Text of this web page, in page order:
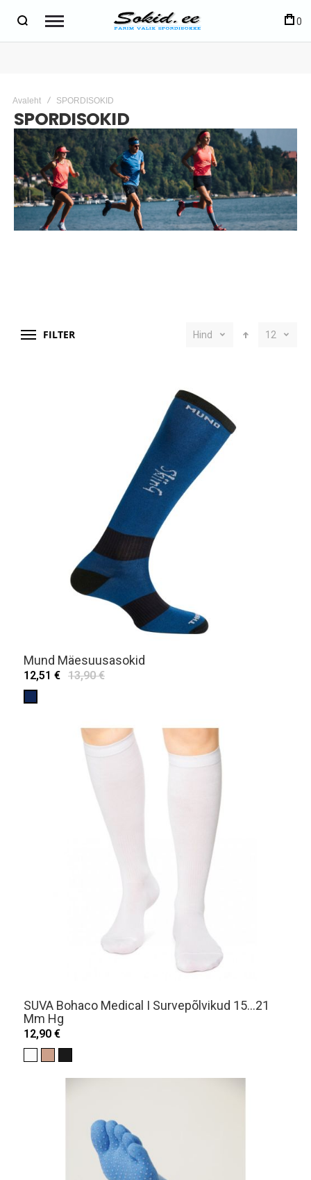
0
Avaleht SPORDISOKID
SPORDISOKID
FILTER Hind 12
Mund Mäesuusasokid
12,51 € 13,90 €
SUVA Bohaco Medical I Survepõlvikud 15...21
Mm Hg
12,90 €